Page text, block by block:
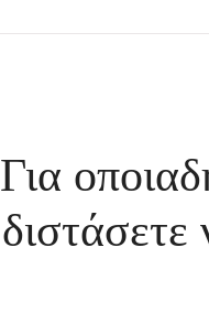
Για
διστάσετε